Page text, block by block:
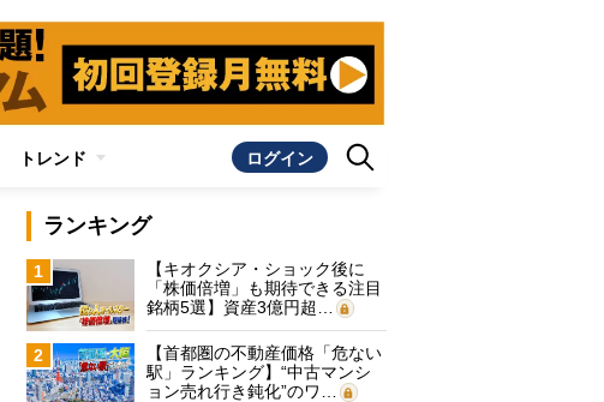
トレンド ログイン
ランキング
1
【キオクシア・ショック後に
「株価倍増」も期待できる注目
銘柄5選】資産3億円超…
2
【首都圏の不動産価格「危ない
駅」ランキング】“中古マンシ
ョン売れ行き鈍化”のワ…